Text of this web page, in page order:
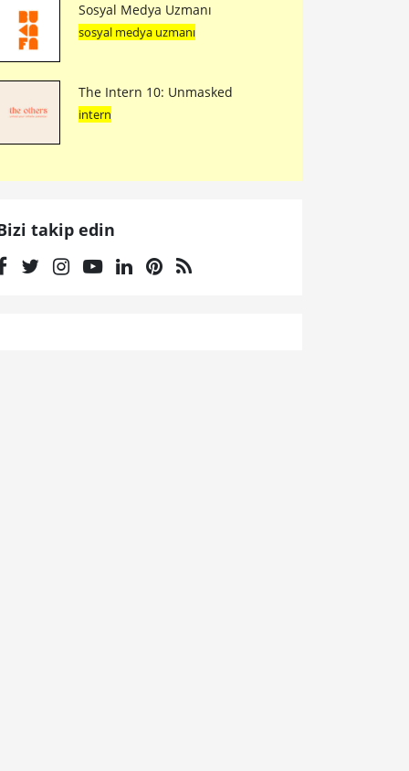
Sosyal Medya Uzmanı
sosyal medya uzmanı
The Intern 10: Unmasked
intern
takip edin